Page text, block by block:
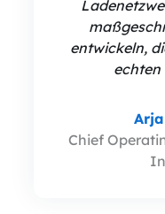
entwickeln,
echten
Chief